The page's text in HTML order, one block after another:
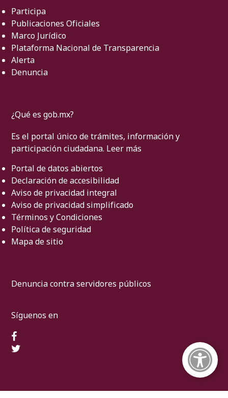
Participa
Publicaciones Oficiales
Marco Jurídico
Plataforma Nacional de Transparencia
Alerta
Denuncia
¿Qué es gob.mx?
Es el portal único de trámites, información y
participación ciudadana. Leer más
Portal de datos abiertos
Declaración de accesibilidad
Aviso de privacidad integral
Aviso de privacidad simplificado
Términos y Condiciones
Política de seguridad
Mapa de sitio
Denuncia contra servidores públicos
Síguenos en